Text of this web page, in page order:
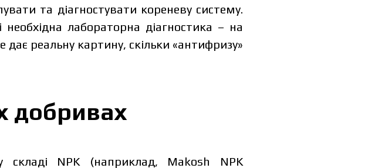
та діагностувати кореневу систему.
лабораторна діагностика – на
дає реальну картину, скільки «антифризу»
добривах
складі NPK (наприклад, Makosh NPK